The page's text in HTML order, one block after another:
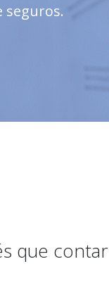
seguros.
que